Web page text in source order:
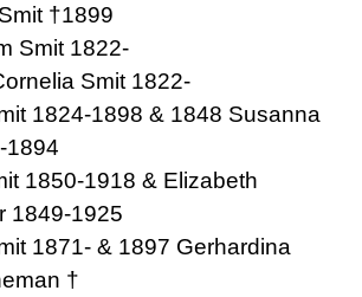
†1899
Smit 1822-
Smit 1822-
1824-1898 & 1848 Susanna
1894
1850-1918 & Elizabeth
1849-1925
1871- & 1897 Gerhardina
†